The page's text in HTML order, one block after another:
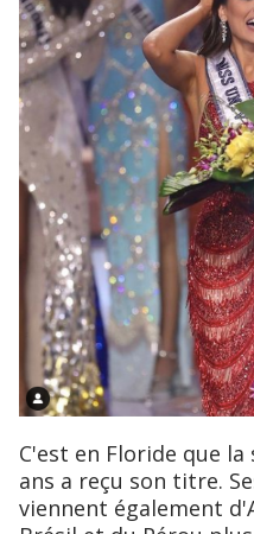
C'est en Floride que la superbe mexicaine de 26
ans a reçu son titre.
viennent également